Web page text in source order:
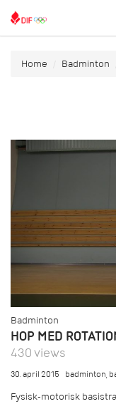
Home Badminton
Badminton
HOP MED
430 views
30. april 2015 badminton,
Fysisk-motorisk